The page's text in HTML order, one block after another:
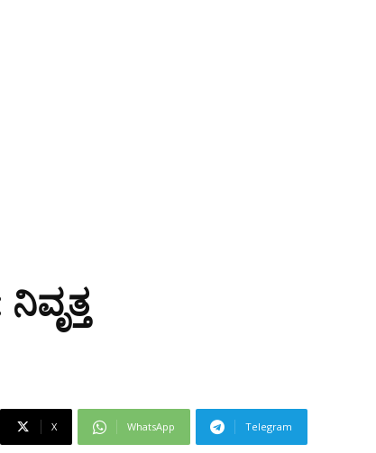
X WhatsApp Telegram